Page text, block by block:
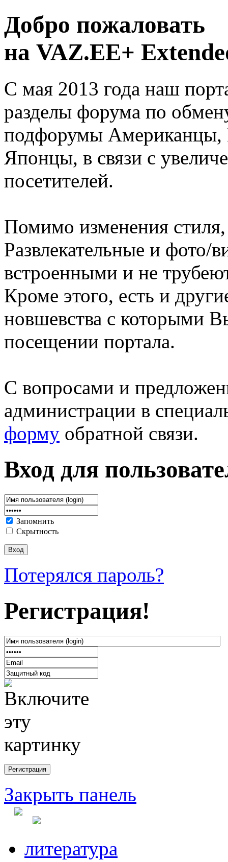
Добро пожаловать
на VAZ.EE+
С мая 2013 года наш
разделы форума по
подфорумы
Японцы, в связи с
посетителей.
Помимо изменения
Развлекательные и фото/
встроенными и не
Кроме этого, есть и
новшевства с которыми
посещении портала.
С вопросами и
администрации в
форму обратной связи.
Вход для
Запомнить
Скрытность
Потерялся пароль?
Регистрация!
Закрыть панель
литература